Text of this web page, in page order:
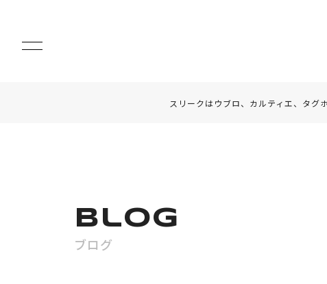
スリークはウブロ、カルティエ、タグ
Blog
ブログ